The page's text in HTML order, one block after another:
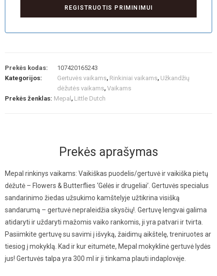
Prekės kodas:
107420165243
Kategorijos:
Gertuvės vaikams, Rinkiniai vaikams, Užkandžių
dėžutės vaikams, Vaikams
Prekės ženklas: Mepal , Little Dutch
Prekės aprašymas
Mepal rinkinys vaikams: Vaikiškas puodelis/gertuvė ir vaikiška pietų
dėžutė – Flowers & Butterflies ‘Gėlės ir drugeliai’. Gertuvės specialus
sandarinimo žiedas užsukimo kamštelyje užtikrina visišką
sandarumą – gertuvė nepraleidžia skysčių!. Gertuvę lengvai galima
atidaryti ir uždaryti mažomis vaiko rankomis, ji yra patvari ir tvirta.
Pasiimkite gertuvę su savimi į išvyką, žaidimų aikštelę, treniruotes ar
tiesiog į mokyklą. Kad ir kur eitumėte, Mepal mokyklinė gertuvė lydės
jus! Gertuvės talpa yra 300 ml ir ji tinkama plauti indaplovėje.